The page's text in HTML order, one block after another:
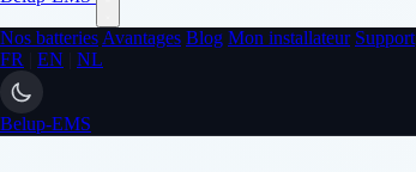
Nos batteries Avantages Blog Mon installateur Support
FR
EN NL
Belup-EMS